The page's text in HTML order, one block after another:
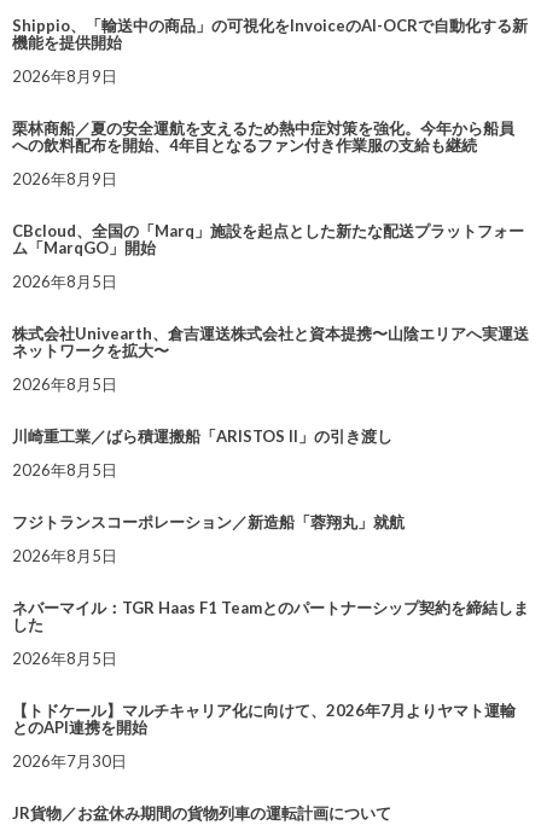
Shippio、「輸送中の商品」の可視化をInvoiceのAI-OCRで自動化する新
機能を提供開始
2026年8月9日
栗林商船／夏の安全運航を支えるため熱中症対策を強化。今年から船員
への飲料配布を開始、4年目となるファン付き作業服の支給も継続
2026年8月9日
CBcloud、全国の「Marq」施設を起点とした新たな配送プラットフォー
ム「MarqGO」開始
2026年8月5日
株式会社Univearth、倉吉運送株式会社と資本提携〜山陰エリアへ実運送
ネットワークを拡大〜
2026年8月5日
川崎重工業／ばら積運搬船「ARISTOS II」の引き渡し
2026年8月5日
フジトランスコーポレーション／新造船「蓉翔丸」就航
2026年8月5日
ネバーマイル：TGR Haas F1 Teamとのパートナーシップ契約を締結しま
した
2026年8月5日
【トドケール】マルチキャリア化に向けて、2026年7月よりヤマト運輸
とのAPI連携を開始
2026年7月30日
JR貨物／お盆休み期間の貨物列車の運転計画について